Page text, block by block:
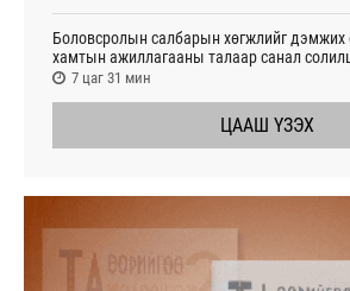
Боловсролын салбарын хөгжлийг дэмжих
хамтын ажиллагааны талаар санал
7 цаг 31 мин
ЦААШ ҮЗЭХ